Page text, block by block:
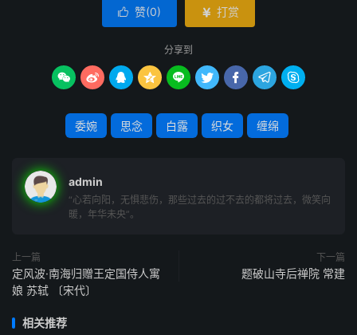
本篇属《相和歌辞·平调曲》。燕是北方边地，征戍不绝，
所以《燕歌行》多半写离别。
摇落：凋残。
鹄：天鹅。
“君何”句：一作“何为淹留寄他方”。
慊慊(qiàn qiàn ) ：空虚之感。
生疑问。
茕茕(qióngqióng)：孤独无依的样子。出自《楚辞·九章·思
美人》：“独茕茕而南行兮，思彭咸之故也。”
歌微吟不能长”。
夜未央：夜已深而未尽的时候。古人用观察星象的方法测定
银河两旁， 初秋傍晚时正见于天顶， 这时银河应该西南
 赞(0)  打赏
分享到
        
委婉 思念 白露 织女 缠绵
admin
“心若向阳，无惧悲伤，那些过去的过不去的都将过去，微笑向
暖，年华未央”。
上一篇
定风波·南海归赠王定国侍人寓
娘 苏轼 〔宋代〕
下一篇
题破山寺后禅院 常建
相关推荐